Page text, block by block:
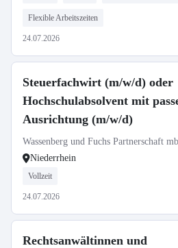
Flexible Arbeitszeiten
24.07.2026
Steuerfachwirt (m/w/d) oder
Hochschulabsolvent mit
Ausrichtung (m/w/d)
Wassenberg und Fuchs Partnerschaft
Niederrhein
Vollzeit
24.07.2026
Rechtsanwältinnen und